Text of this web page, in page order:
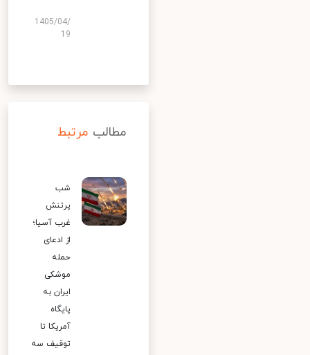
1405/04/
19
مطالب مرتبط
شب
پرتنش
غرب آسیا؛
از ادعای
حمله
موشکی
ایران به
پایگاه
آمریکا تا
توقیف سه